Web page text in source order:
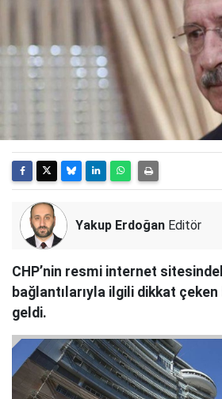
Yakup Erdoğan Editör
CHP’nin resmi internet
bağlantılarıyla ilgili dikkat
geldi.